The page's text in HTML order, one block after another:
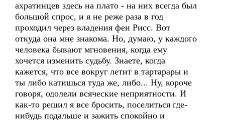
ахратинцев здесь на плато - на них всегда был
большой спрос, и я не реже раза в год
проходил через владения феи Рисс. Вот
откуда она мне знакома. Но, думаю, у каждого
человека бывают мгновения, когда ему
хочется изменить судьбу. Знаете, когда
кажется, что все вокруг летит в тартарары и
ты либо катишься туда же, либо... Ну, короче
говоря, одолели всяческие неприятности. И
как-то решил я все бросить, поселиться где-
нибудь подальше и зажить спокойно и